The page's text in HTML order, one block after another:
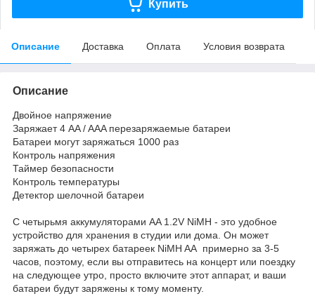
Купить
Описание Доставка Оплата Условия возврата
Описание
Двойное напряжение
Заряжает 4 AA / AAA перезаряжаемые батареи
Батареи могут заряжаться 1000 раз
Контроль напряжения
Таймер безопасности
Контроль температуры
Детектор шелочной батареи
С четырьмя аккумуляторами AA 1.2V NiMH - это удобное
устройство для хранения в студии или дома. Он может
заряжать до четырех батареек NiMH AA примерно за 3-5
часов, поэтому, если вы отправитесь на концерт или поездку
на следующее утро, просто включите этот аппарат, и ваши
батареи будут заряжены к тому моменту.